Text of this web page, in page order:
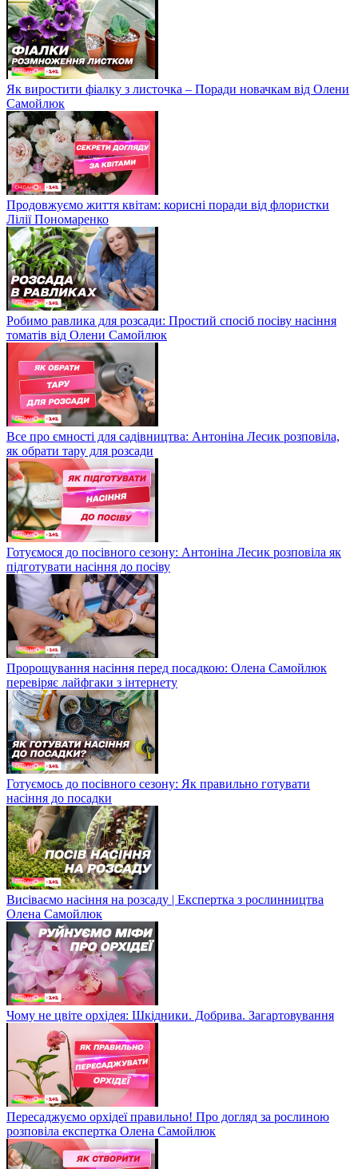
Як виростити фіалку з листочка – Поради новачкам від Олени
Самойлюк
Продовжуємо життя квітам: корисні поради від флористки
Лілії Пономаренко
Робимо равлика для розсади: Простий спосіб посіву насіння
томатів від Олени Самойлюк
Все про ємності для садівництва: Антоніна Лесик розповіла,
як обрати тару для розсади
Готуємося до посівного сезону: Антоніна Лесик розповіла як
підготувати насіння до посіву
Пророщування насіння перед посадкою: Олена Самойлюк
перевіряє лайфгаки з інтернету
Готуємось до посівного сезону: Як правильно готувати
насіння до посадки
Висіваємо насіння на розсаду | Експертка з рослинництва
Олена Самойлюк
Чому не цвіте орхідея: Шкідники. Добрива. Загартовування
Пересаджуємо орхідеї правильно! Про догляд за рослиною
розповіла експертка Олена Самойлюк